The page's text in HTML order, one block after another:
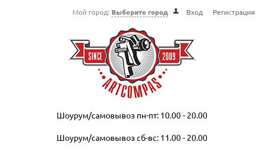
Мой город: Выберите город Вход Регистрация
Шоурум/самовывоз пн-пт: 10.00 - 20.00
Шоурум/самовывоз сб-вс: 11.00 - 20.00